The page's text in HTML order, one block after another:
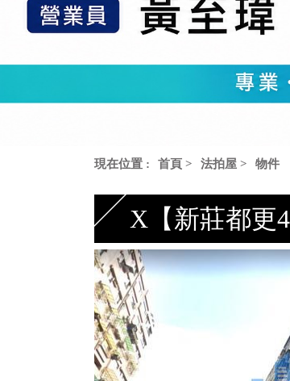
現在位置 : 首頁 > 法拍屋 > 物件
X【新莊都更